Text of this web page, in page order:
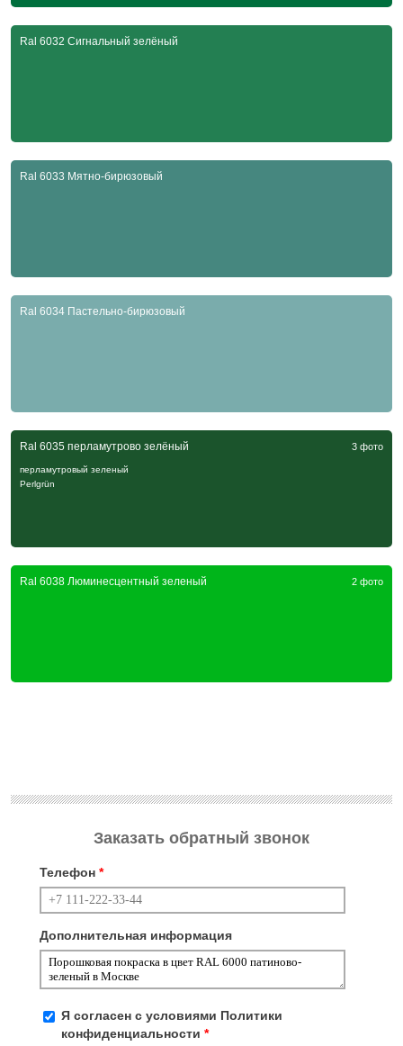
Ral 6032 Сигнальный зелёный
Ral 6033 Мятно-бирюзовый
Ral 6034 Пастельно-бирюзовый
Ral 6035 перламутрово зелёный 3 фото
перламутровый зеленый
Perlgrün
Ral 6038 Люминесцентный зеленый 2 фото
Заказать обратный звонок
Телефон *
Дополнительная информация
Я согласен с условиями Политики
конфиденциальности *